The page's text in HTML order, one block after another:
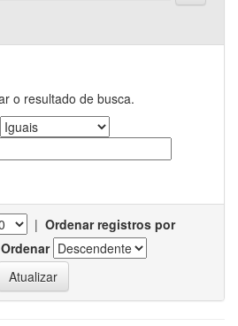
o resultado de busca.
| Ordenar registros por
Ordenar